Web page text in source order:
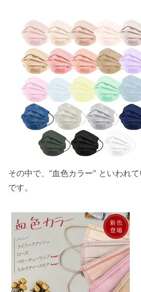
その中で、“血色カラー” といわれ
です。